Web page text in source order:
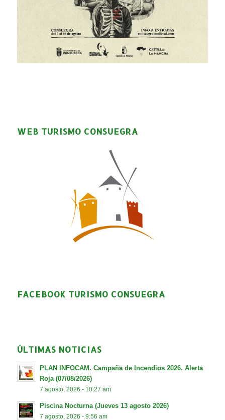
WEB TURISMO CONSUEGRA
FACEBOOK TURISMO CONSUEGRA
ÚLTIMAS NOTICIAS
PLAN INFOCAM. Campaña de Incendios 2026. Alerta
Roja (07/08/2026)
7 agosto, 2026 - 10:27 am
Piscina Nocturna (Jueves 13 agosto 2026)
7 agosto, 2026 - 9:56 am